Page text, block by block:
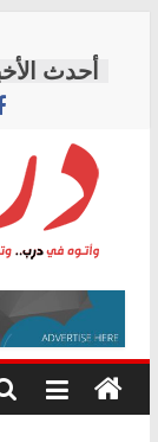
content
درب
وأتوه
درب..
وتبقى
هي